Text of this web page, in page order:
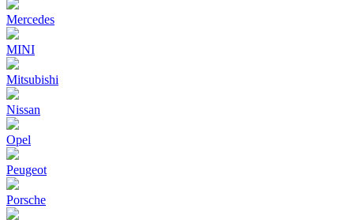
Mercedes
MINI
Mitsubishi
Nissan
Opel
Peugeot
Porsche